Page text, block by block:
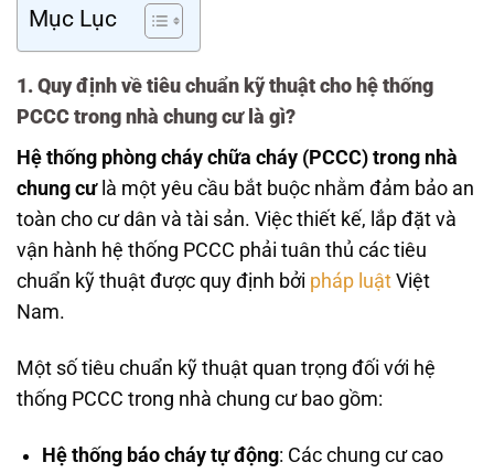
Mục Lục
1. Quy định về tiêu chuẩn kỹ thuật cho hệ thống
PCCC trong nhà chung cư là gì?
Hệ thống phòng cháy chữa cháy (PCCC) trong nhà
chung cưlà một yêu cầu bắt buộc nhằm đảm bảo an
toàn cho cư dân và tài sản. Việc thiết kế, lắp đặt và
vận hành hệ thống PCCC phải tuân thủ các tiêu
chuẩn kỹ thuật được quy định bởi pháp luật Việt
Nam.
Một số tiêu chuẩn kỹ thuật quan trọng đối với hệ
thống PCCC trong nhà chung cư bao gồm:
Hệ thống báo cháy tự động: Các chung cư cao